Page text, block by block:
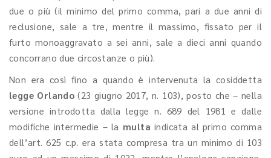
due o più (il minimo del primo comma, pari a due anni di
reclusione, sale a tre, mentre il massimo, fissato per il
furto monoaggravato a sei anni, sale a dieci anni quando
concorrano due circostanze o più).
Non era così fino a quando è intervenuta la cosiddetta
legge Orlando(23 giugno 2017, n. 103), posto che – nella
versione introdotta dalla legge n. 689 del 1981 e dalle
modifiche intermedie – la multa indicata al primo comma
dell’art. 625 c.p. era stata compresa tra un minimo di 103